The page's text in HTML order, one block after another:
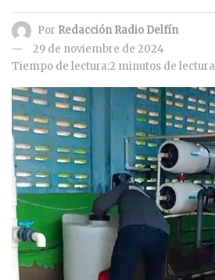
Por Redacción Radio Delfín
29 de noviembre de 2024
Tiempo de lectura:2 minutos de lectura